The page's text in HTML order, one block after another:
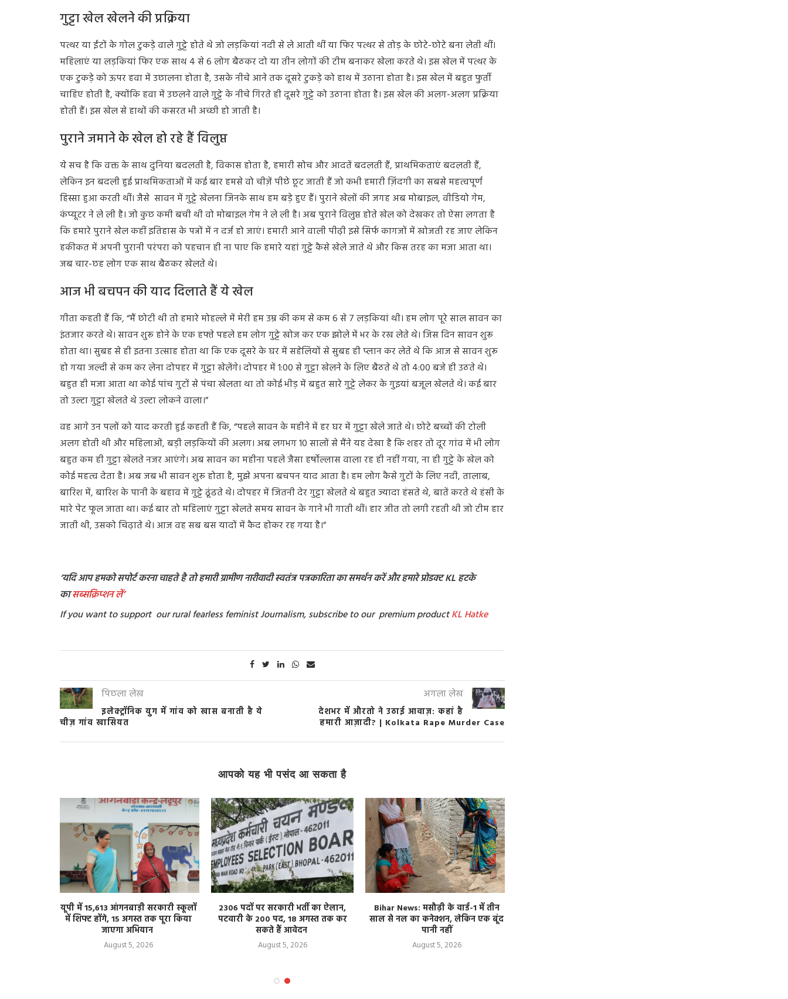
गुट्टा खेल खेलने की प्रक्रिया
पत्थर या ईंटों के गोल टुकड़े वाले गुट्टे होते थे जो लड़कियां नदी से ले आती थीं या फिर पत्थर से तोड़ के छोटे-छोटे बना लेती थीं।
महिलाएं या लड़कियां फिर एक साथ 4 से 6 लोग बैठकर दो या तीन लोगों की टीम बनाकर खेला करते थे। इस खेल में पत्थर के
एक टुकड़े को ऊपर हवा में उछालना होता है, उसके नीचे आने तक दूसरे टुकड़े को हाथ में उठाना होता है। इस खेल में बहुत फुर्ती
चाहिए होती है, क्योंकि हवा में उछलने वाले गुट्टे के नीचे गिरते ही दूसरे गुट्टे को उठाना होता है। इस खेल की अलग-अलग प्रक्रिया
होती हैं। इस खेल से हाथों की कसरत भी अच्छी हो जाती है।
पुराने जमाने के खेल हो रहे हैं विलुप्त
ये सच है कि वक्त के साथ दुनिया बदलती है, विकास होता है, हमारी सोच और आदतें बदलती हैं, प्राथमिकताएं बदलती हैं,
लेकिन इन बदली हुई प्राथमिकताओं में कई बार हमसे वो चीज़ें पीछे छूट जाती हैं जो कभी हमारी ज़िंदगी का सबसे महत्वपूर्ण
हिस्सा हुआ करती थीं। जैसे सावन में गुट्टे खेलना जिनके साथ हम बड़े हुए हैं। पुराने खेलों की जगह अब मोबाइल, वीडियो गेम,
कंप्यूटर ने ले ली है। जो कुछ कमी बची थी वो मोबाइल गेम ने ले ली है। अब पुराने विलुप्त होते खेल को देखकर तो ऐसा लगता है
कि हमारे पुराने खेल कहीं इतिहास के पन्नों में न दर्ज हो जाएं। हमारी आने वाली पीढ़ी इसे सिर्फ कागजों में खोजती रह जाए लेकिन
हकीकत में अपनी पुरानी परंपरा को पहचान ही ना पाए कि हमारे यहां गुट्टे कैसे खेले जाते थे और किस तरह का मजा आता था।
जब चार-छह लोग एक साथ बैठकर खेलते थे।
आज भी बचपन की याद दिलाते हैं ये खेल
गीता कहती हैं कि, “मैं छोटी थी तो हमारे मोहल्ले में मेरी हम उम्र की कम से कम 6 से 7 लड़कियां थी। हम लोग पूरे साल सावन का
इंतजार करते थे। सावन शुरू होने के एक हफ्ते पहले हम लोग गुट्टे खोज कर एक झोले में भर के रख लेते थे। जिस दिन सावन शुरू
होता था। सुबह से ही इतना उत्साह होता था कि एक दूसरे के घर में सहेलियों से सुबह ही प्लान कर लेते थे कि आज से सावन शुरू
हो गया जल्दी से कम कर लेना दोपहर में गुट्टा खेलेंगे। दोपहर में 1:00 से गुट्टा खेलने के लिए बैठते थे तो 4:00 बजे ही उठते थे।
बहुत ही मजा आता था कोई पांच गुटों से पंचा खेलता था तो कोई भीड़ में बहुत सारे गुट्टे लेकर के गुइयां बजूल खेलते थे। कई बार
तो उल्टा गुट्टा खेलते थे उल्टा लोकने वाला।”
वह आगे उन पलों को याद करती हुई कहती हैं कि, “पहले सावन के महीने में हर घर में गुट्टा खेले जाते थे। छोटे बच्चों की टोली
अलग होती थी और महिलाओं, बड़ी लड़कियों की अलग। अब लगभग 10 सालों से मैंने यह देखा है कि शहर तो दूर गांव में भी लोग
बहुत कम ही गुट्टा खेलते नजर आएंगे। अब सावन का महीना पहले जैसा हर्षोल्लास वाला रह ही नहीं गया, ना ही गुट्टे के खेल को
कोई महत्व देता है। अब जब भी सावन शुरू होता है, मुझे अपना बचपन याद आता है। हम लोग कैसे गुटों के लिए नदी, तालाब,
बारिश में, बारिश के पानी के बहाव में गुट्टे ढूंढते थे। दोपहर में जितनी देर गुट्टा खेलते थे बहुत ज्यादा हंसते थे, बातें करते थे हंसी के
मारे पेट फूल जाता था। कई बार तो महिलाएं गुट्टा खेलते समय सावन के गाने भी गाती थीं। हार जीत तो लगी रहती थी जो टीम हार
जाती थी, उसको चिढ़ाते थे। आज वह सब बस यादों में कैद होकर रह गया है।”
‘यदि आप हमको सपोर्ट करना चाहते है तो हमारी ग्रामीण नारीवादी स्वतंत्र पत्रकारिता का समर्थन करें और हमारे प्रोडक्ट KL हटके
कासब्सक्रिप्शनलें’
If you want to support our rural fearless feminist Journalism, subscribe to our premium productKL Hatke
पिछला लेख
इलेक्ट्रॉनिक युग में गांव को खास बनाती है ये
चीज़ गांव खासियत
अगला लेख
देशभर में औरतो ने उठाई आवाज़: कहां है
हमारी आज़ादी? | Kolkata Rape Murder Case
आपको यह भी पसंद आ सकता है
यूपी में 15,613 आंगनबाड़ी सरकारी स्कूलों
में शिफ्ट होंगे, 15 अगस्त तक पूरा किया
जाएगा अभियान
August 5, 2026
2306 पदों पर सरकारी भर्ती का ऐलान,
पटवारी के 200 पद, 18 अगस्त तक कर
सकते हैं आवेदन
August 5, 2026
Bihar News: मसौढ़ी के वार्ड-1 में तीन
साल से नल का कनेक्शन, लेकिन एक बूंद
पानी नहीं
August 5, 2026